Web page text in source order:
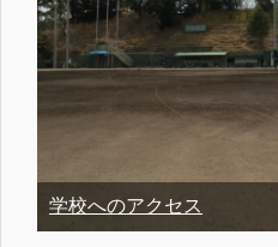
学校へのアクセス